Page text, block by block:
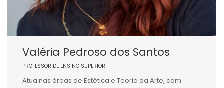
Valéria Pedroso dos Santos
PROFESSOR DE ENSINO SUPERIOR
Atua nas áreas de Estética e Teoria da Arte, com